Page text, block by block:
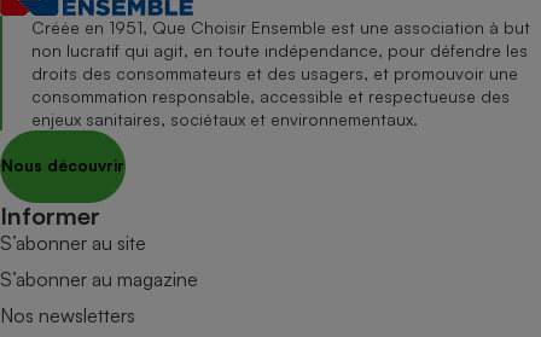
Créée en 1951, Que Choisir Ensemble est une association à but
non lucratif qui agit, en toute indépendance, pour défendre les
droits des consommateurs et des usagers, et promouvoir une
consommation responsable, accessible et respectueuse des
enjeux sanitaires, sociétaux et environnementaux.
Nous découvrir
Informer
S’abonner au site
S’abonner au magazine
Nos newsletters